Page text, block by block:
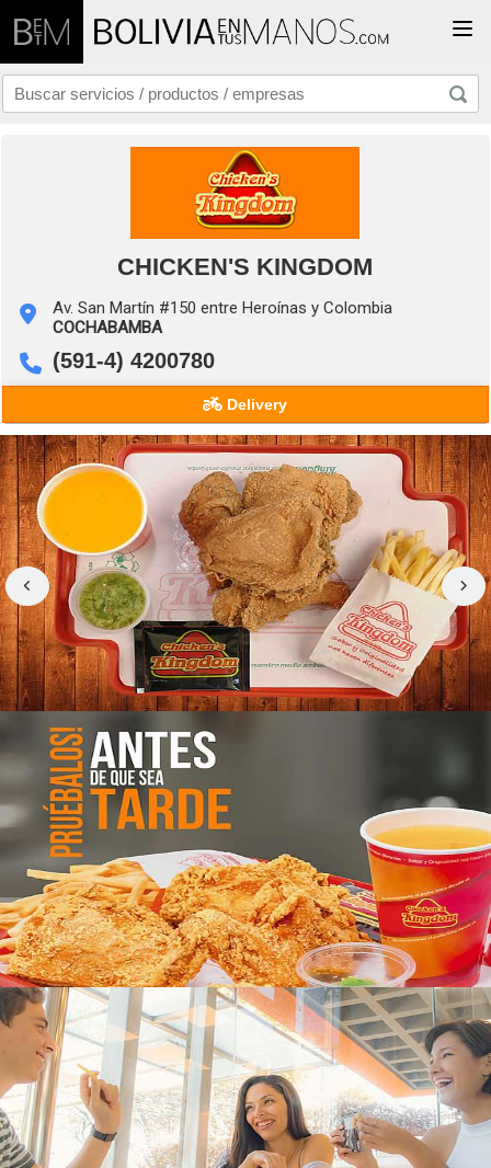
CHICKEN'S KINGDOM
Av. San Martín #150 entre Heroínas y Colombia
COCHABAMBA
(591-4) 4200780
Delivery